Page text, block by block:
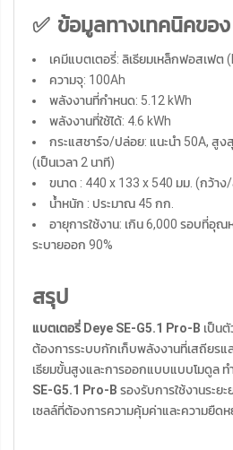
✅ ข้อมูลทางเทคนิคของ
เคมีแบตเตอรี่: ลิเธียมเหล็กฟอสเฟต
ความจุ: 100Ah
พลังงานที่กำหนด: 5.12 kWh
พลังงานที่ใช้ได้: 4.6 kWh
กระแสชาร์จ/ปล่อย: แนะนำ 50A, สู
(เป็นเวลา 2 นาที)
ขนาด : 440 x 133 x 540 มม. (กว้า
น้ำหนัก : ประมาณ 45 กก.
อายุการใช้งาน: เกิน 6,000 รอบที่อุณ
ระบายออก 90%
สรุป
แบตเตอรี่ Deye SE-G5.1 Pro-B เป็น
ต้องการระบบกักเก็บพลังงานที่เสถียรแ
เธียมขั้นสูงและการออกแบบแบบโมดูล ท
SE-G5.1 Pro-B รองรับการใช้งานระยะ
เซลล์ที่ต้องการความคุ้มค่าและความยืด